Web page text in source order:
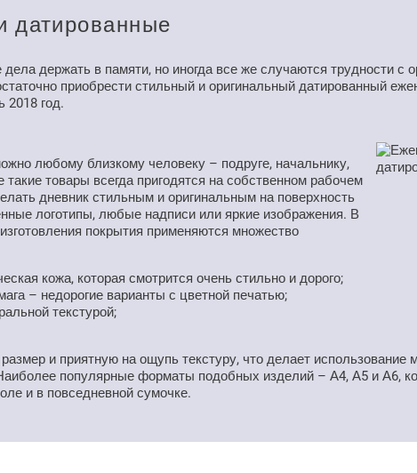
датированные
держать в памяти, но иногда все же случаются трудности с
приобрести стильный и оригинальный датированный
2018 год.
любому близкому человеку – подруге, начальнику,
такие товары всегда пригодятся на собственном рабочем
дневник стильным и оригинальным на поверхность
логотипы, любые надписи или яркие изображения. В
покрытия применяются множество
кожа, которая смотрится очень стильно и дорого;
– недорогие варианты с цветной печатью;
текстурой;
и приятную на ощупь текстуру, что делает использование
популярные форматы подобных изделий – А4, А5 и А6,
и в повседневной сумочке.